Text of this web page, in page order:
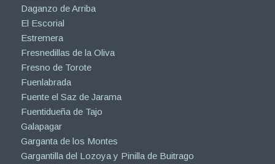
Daganzo de Arriba
El Escorial
Estremera
Fresnedillas de la Oliva
Fresno de Torote
Fuenlabrada
Fuente el Saz de Jarama
Fuentidueña de Tajo
Galapagar
Garganta de los Montes
Gargantilla del Lozoya y Pinilla de Buitrago